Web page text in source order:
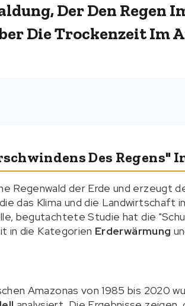
Der Den Regen
Die Trockenzeit Im
Des Regens"
Regenwald der Erde und erzeugt
das Klima und die Landwirtschaft
begutachtete Studie hat die
in die Kategorien Erderwärmung
Amazonas von 1985 bis 2020